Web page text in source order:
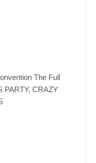
The Full
PARTY, CRAZY